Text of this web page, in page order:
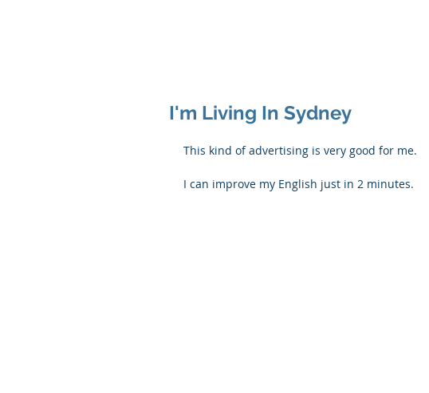
I'm Living In Sydney
This kind of advertising is very good for me.
I can improve my English just in 2 minutes.